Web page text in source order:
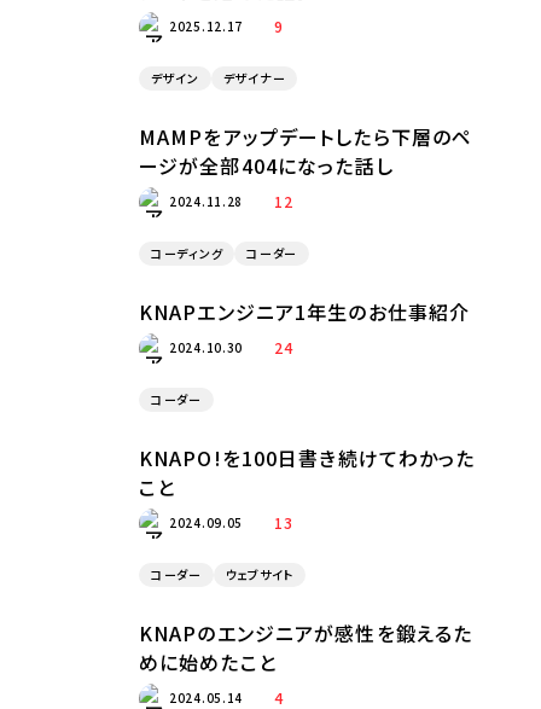
2025.12.17 9
デザイン デザイナー
MAMPをアップデートしたら下層のペ
ージが全部404になった話し
2024.11.28 12
コーディング コーダー
KNAPエンジニア1年生のお仕事紹介
2024.10.30 24
コーダー
KNAPO!を100日書き続けてわかった
こと
2024.09.05 13
コーダー ウェブサイト
KNAPのエンジニアが感性を鍛えるた
めに始めたこと
2024.05.14 4